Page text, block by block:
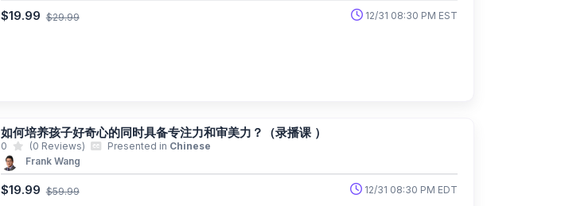
$19.99 $29.99 12/31 08:30 PM EST
如何培养孩子好奇心的同时具备专注力和审美力？（录播课 ）
0 (0 Reviews) Presented in Chinese
Frank Wang
$19.99 $59.99 12/31 08:30 PM EDT